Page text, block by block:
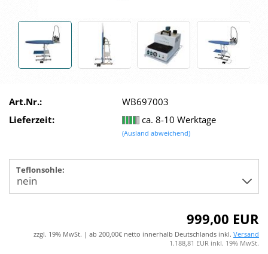
Art.Nr.:
WB697003
Lieferzeit:
ca. 8-10 Werktage
(Ausland abweichend)
Teflonsohle:
999,00 EUR
zzgl. 19% MwSt. | ab 200,00€ netto innerhalb Deutschlands inkl. Versand
1.188,81 EUR inkl. 19% MwSt.